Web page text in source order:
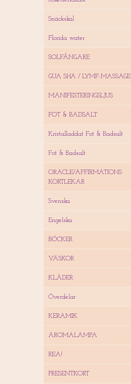
Snäckskal
Florida water
SOLFÅNGARE
GUA SHA / LYMF-MASSAGE
MANIFESTERINGSLJUS
FOT & BADSALT
Kristalladdat Fot & Badsalt
Fot & Badsalt
ORACLE/AFFIRMATIONS
KORTLEKAR
Svenska
Engelska
BÖCKER
VÄSKOR
KLÄDER
Överdelar
KERAMIK
AROMALAMPA
REA!
PRESENTKORT